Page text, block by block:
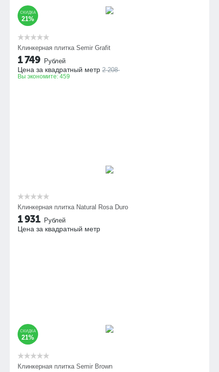
СКИДКА
21%
Клинкерная плитка Semir Grafit
1 749 Рублей
Цена за квадратный метр 2 208
Вы экономите: 459
Клинкерная плитка Natural Rosa Duro
1 931 Рублей
Цена за квадратный метр
СКИДКА
21%
Клинкерная плитка Semir Brown